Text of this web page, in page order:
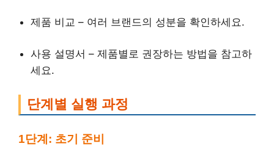
제품 비교 – 여러 브랜드의 성분을 확인하세요.
사용 설명서 – 제품별로 권장하는 방법을 참고하
세요.
단계별 실행 과정
1단계: 초기 준비